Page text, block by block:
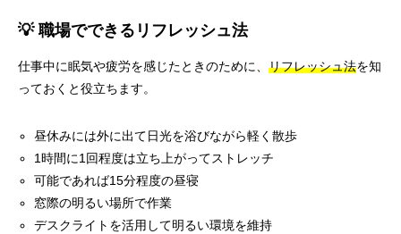
💡 職場でできるリフレッシュ法
仕事中に眠気や疲労を感じたときのために、 リフレッシュ法を知
っておくと役立ちます。
昼休みには外に出て日光を浴びながら軽く散歩
1時間に1回程度は立ち上がってストレッチ
可能であれば15分程度の昼寝
窓際の明るい場所で作業
デスクライトを活用して明るい環境を維持